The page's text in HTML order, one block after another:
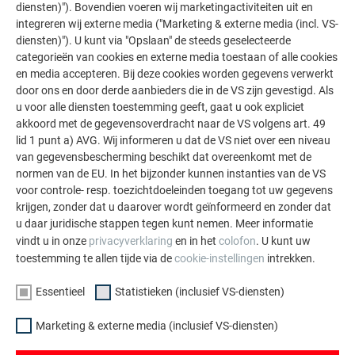
doelen zoals bijgebouwen (bv. carport, gereedschapshok,
enz.) gebruikt kunnen worden.
IS HET MOGELIJK OM EEN SOLAR-DAKPAN TE
VERVANGEN?
Ja, een solar-dakpan kan indien nodig door een PREFA
montagepartner verwijderd en door een nieuwe vervangen
ZONNEPANELEN OP UW DAK
VRAGEN EN ANTWOORDEN
We beantwoorden de belangrijkste vragen over uw nieuwe
diensten)"). Bovendien voeren wij marketingactiviteiten uit en
integreren wij externe media ("Marketing & externe media (incl. VS-
diensten)"). U kunt via "Opslaan" de steeds geselecteerde
categorieën van cookies en externe media toestaan of alle cookies
en media accepteren. Bij deze cookies worden gegevens verwerkt
door ons en door derde aanbieders die in de VS zijn gevestigd. Als
u voor alle diensten toestemming geeft, gaat u ook expliciet
akkoord met de gegevensoverdracht naar de VS volgens art. 49
lid 1 punt a) AVG. Wij informeren u dat de VS niet over een niveau
van gegevensbescherming beschikt dat overeenkomt met de
normen van de EU. In het bijzonder kunnen instanties van de VS
voor controle- resp. toezichtdoeleinden toegang tot uw gegevens
krijgen, zonder dat u daarover wordt geïnformeerd en zonder dat
u daar juridische stappen tegen kunt nemen. Meer informatie
vindt u in onze privacyverklaring en in het colofon. U kunt uw
toestemming te allen tijde via decookie-instellingen intrekken.
Essentieel Statistieken (inclusief VS-diensten)
Marketing & externe media (inclusief VS-diensten)